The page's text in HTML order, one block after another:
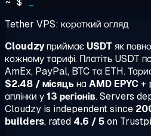
Tether VPS: короткий огляд
Cloudzyприймає USDT як
кожному тарифі. Платіть USDT
AmEx, PayPal, BTC та ETH.
$2.48 / місяцьнаAMD EPYC+
аплінки у13 регіонів. Servers
Cloudzy is independent since
builders, rated 4.6 / 5on